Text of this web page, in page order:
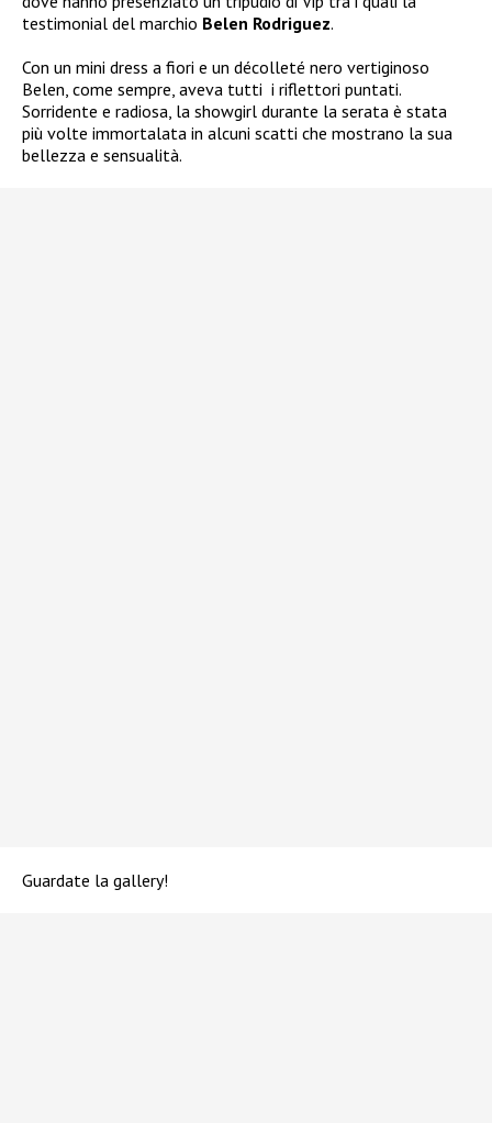
testimonial del marchio Belen Rodriguez.
Con un mini dress a fiori e un décolleté nero vertiginoso
Belen, come sempre, aveva tutti i riflettori puntati.
Sorridente e radiosa, la showgirl durante la serata è stata
più volte immortalata in alcuni scatti che mostrano la sua
bellezza e sensualità.
Guardate la gallery!